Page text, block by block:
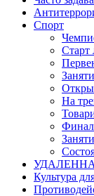
Спорт
Старт
На
Культура